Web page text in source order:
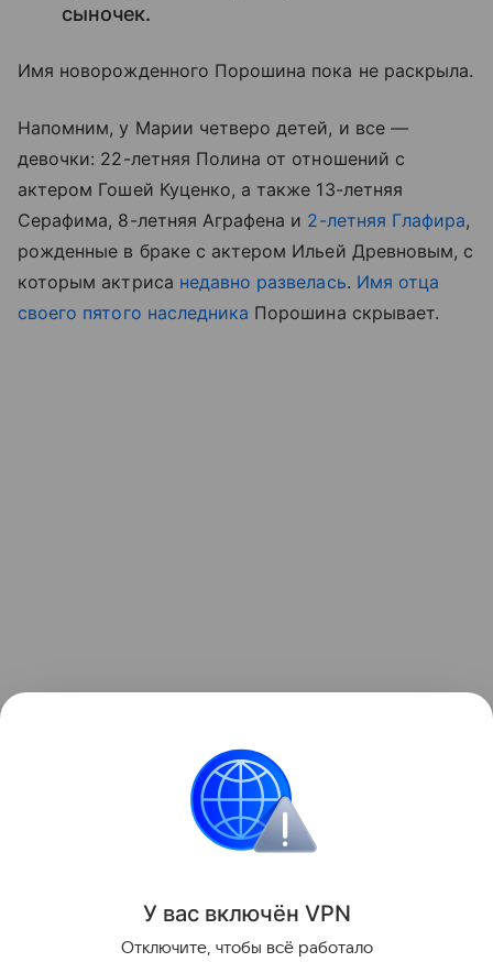
сыночек.
Имя новорожденного Порошина пока не раскрыла.
Напомним, у Марии четверо детей, и все —
девочки: 22-летняя Полина от отношений с
актером Гошей Куценко, а также 13-летняя
Серафима, 8-летняя Аграфена и 2-летняя Глафира,
рожденные в браке с актером Ильей Древновым, с
которым актриса недавно развелась. Имя отца
своего пятого наследника Порошина скрывает.
Хитрости многодетных мам,
которые пригодятся всем родителям
Поделиться
У вас включён VPN
Отключите, чтобы всё работало